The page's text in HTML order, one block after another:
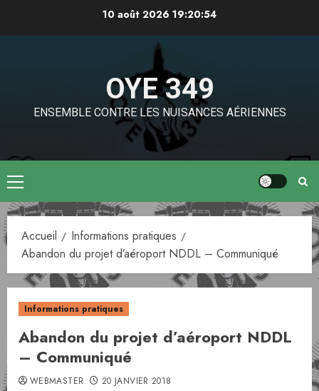
10 août 2026 19:20:54
OYE 349
ENSEMBLE CONTRE LES NUISANCES AÉRIENNES
Menu
principal
Accueil
Informations pratiques
Abandon du projet d’aéroport NDDL – Communiqué
Informations pratiques
Abandon du projet d’aéroport NDDL
– Communiqué
WEBMASTER 20 JANVIER 2018